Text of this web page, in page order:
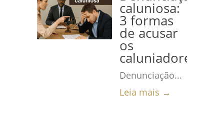
caluniosa:
3 formas
de acusar
os
caluniadores
Denunciação...
Leia mais →